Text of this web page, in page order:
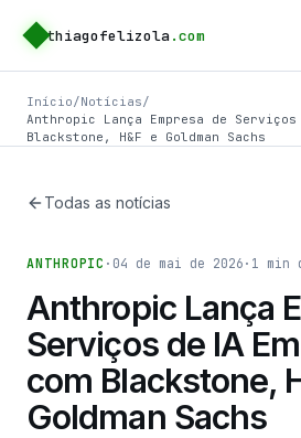
thiagofelizola .com
Início/Notícias/
Anthropic Lança Empresa de
Blackstone, H&F e Goldman Sachs
Todas as notícias
ANTHROPIC · 04 de mai de 2026 · 1 min
Anthropic Lança
Serviços de IA
com Blackstone,
Goldman Sachs